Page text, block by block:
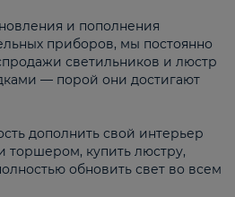
и пополнения
приборов, мы постоянно
светильников и люстр
— порой они достигают
дополнить свой интерьер
торшером, купить люстру,
обновить свет во всем